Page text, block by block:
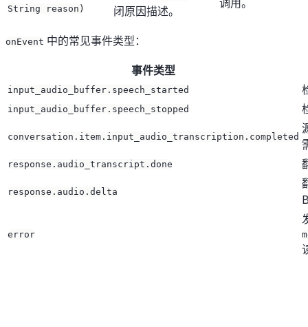
String reason)
闭原因描述。
调用。
onEvent 中的常见事件类型：
事件类型
input_audio_buffer.speech_started
input_audio_buffer.speech_stopped
conversation.item.input_audio_transcription.completed
response.audio_transcript.done
response.audio.delta
error